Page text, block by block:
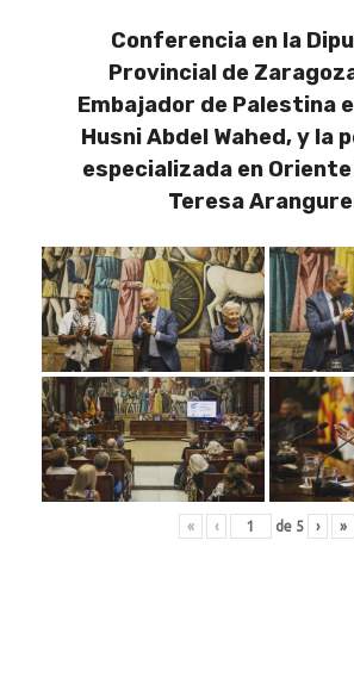
Conferencia en la
Provincial de
Embajador de Palestina
Husni Abdel Wahed, y la
especializada en
Teresa
« ‹ de 5 › »